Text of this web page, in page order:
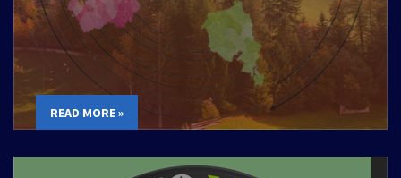
READ MORE »